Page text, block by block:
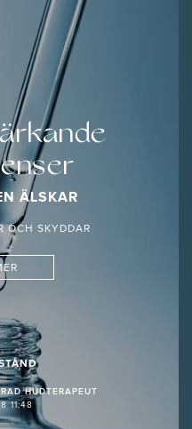
ÄLSKAR
OCH SKYDDAR
HUDTERAPEUT
11:48